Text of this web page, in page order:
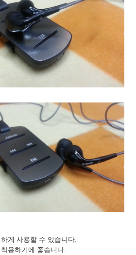
게 사용할 수 있습니다.
용하기에 좋습니다.